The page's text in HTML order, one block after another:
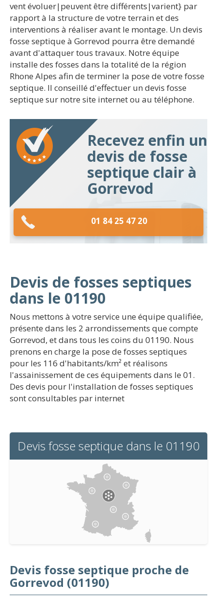
vent évoluer|peuvent être différents|varient} par
rapport à la structure de votre terrain et des
interventions à réaliser avant le montage. Un devis
fosse septique à Gorrevod pourra être demandé
avant d'attaquer tous travaux. Notre équipe
installe des fosses dans la totalité de la région
Rhone Alpes afin de terminer la pose de votre fosse
septique. Il conseillé d'effectuer un devis fosse
septique sur notre site internet ou au téléphone.
Recevez enfin un
devis de fosse
septique clair à
Gorrevod
01 84 25 47 20
Devis de fosses septiques
dans le 01190
Nous mettons à votre service une équipe qualifiée,
présente dans les 2 arrondissements que compte
Gorrevod, et dans tous les coins du 01190. Nous
prenons en charge la pose de fosses septiques
pour les 116 d'habitants/km² et réalisons
l'assainissement de ces équipements dans le 01.
Des devis pour l'installation de fosses septiques
sont consultables par internet
Devis fosse septique dans le 01190
Devis fosse septique proche de
Gorrevod (01190)